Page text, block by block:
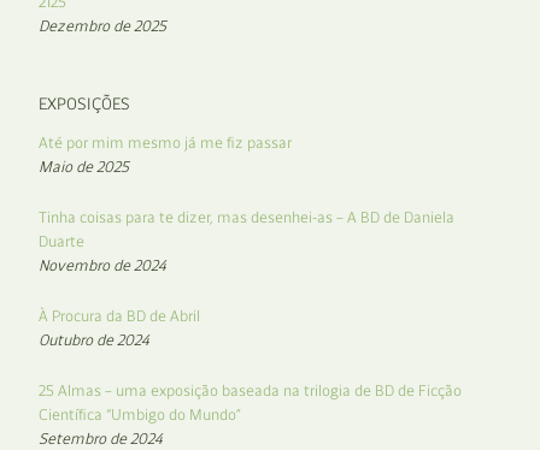
Dezembro de 2025
EXPOSIÇÕES
Até por mim mesmo já me fiz passar
Maio de 2025
Tinha coisas para te dizer, mas desenhei-as – A BD de Daniela
Duarte
Novembro de 2024
À Procura da BD de Abril
Outubro de 2024
25 Almas – uma exposição baseada na trilogia de BD de Ficção
Científica “Umbigo do Mundo”
Setembro de 2024